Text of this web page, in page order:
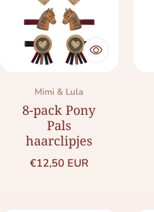
Merk:
Mimi & Lula
8-pack Pony
Pals
haarclipjes
Normale prijs
€12,50 EUR